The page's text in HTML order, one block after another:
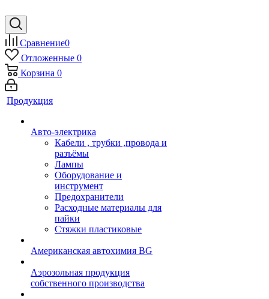
Сравнение0
Отложенные 0
Корзина 0
Продукция
Авто-электрика
Кабели , трубки ,провода и
разъёмы
Лампы
Оборудование и
инструмент
Предохранители
Расходные материалы для
пайки
Стяжки пластиковые
Американская автохимия BG
Аэрозольная продукция
собственного производства